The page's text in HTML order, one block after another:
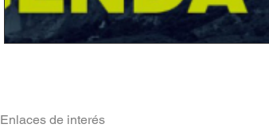
Enlaces de interés